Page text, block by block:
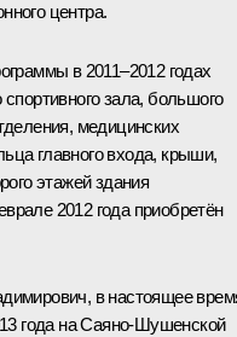
центра.
в 2011–2012 годах
зала, большого
медицинских
главного входа, крыши,
этажей здания
2012 года приобретён
в настоящее
года на Саяно-Шушенской